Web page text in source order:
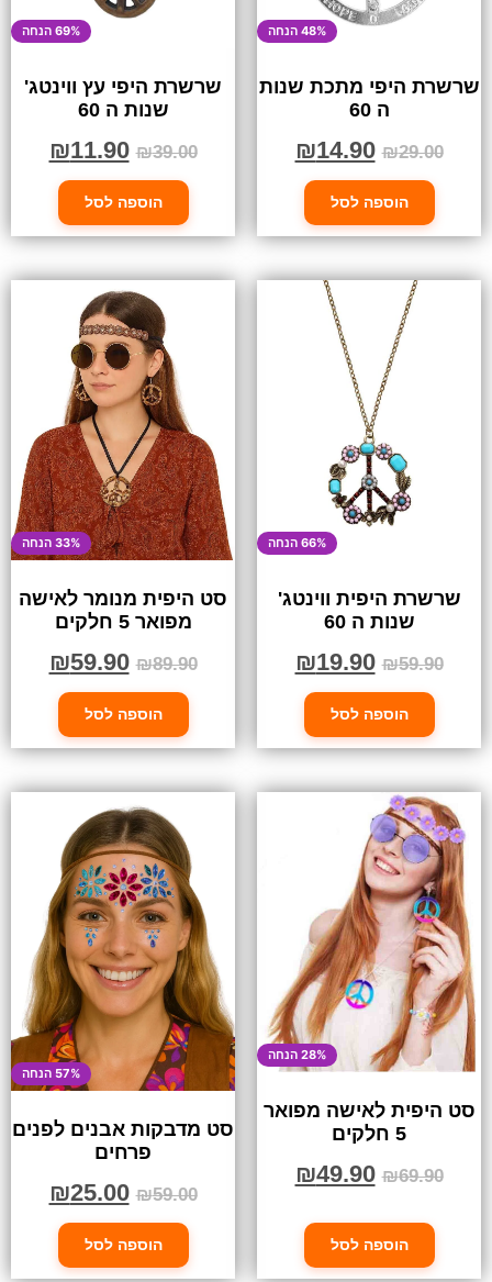
48% הנחה
שרשרת היפי מתכת שנות
ה 60
₪29.00
₪14.90
הוספה לסל
69% הנחה
שרשרת היפי עץ ווינטג'
שנות ה 60
₪39.00
₪11.90
הוספה לסל
66% הנחה
שרשרת היפית ווינטג'
שנות ה 60
₪59.90
₪19.90
הוספה לסל
33% הנחה
סט היפית מנומר לאישה
מפואר 5 חלקים
₪89.90
₪59.90
הוספה לסל
28% הנחה
סט היפית לאישה מפואר
5 חלקים
₪69.90
₪49.90
הוספה לסל
57% הנחה
סט מדבקות אבנים לפנים
פרחים
₪59.00
₪25.00
הוספה לסל